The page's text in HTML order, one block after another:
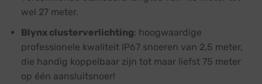
wel 27 meter.
Blynx clusterverlichting: hoogwaardige
professionele kwaliteit IP67 snoeren van 2,5 meter,
die handig koppelbaar zijn tot maar liefst 75 meter
op één aansluitsnoer!